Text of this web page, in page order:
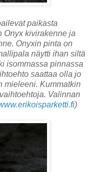
paikasta
Onyx kivirakenne ja
Onyxin pinta on
näytti ihan siltä
isommassa pinnassa
saattaa olla jo
mieleeni. Kummatkin
Valinnan
)